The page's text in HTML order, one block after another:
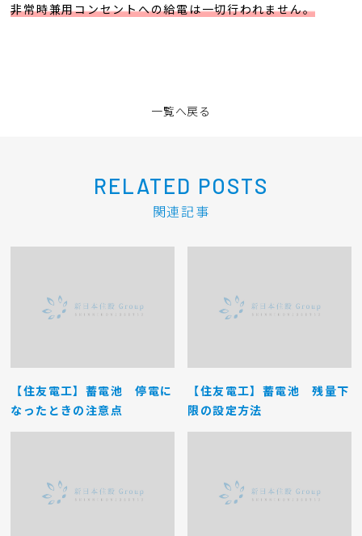
非常時兼用コンセントへの給電は一切行われません。
一覧へ戻る
RELATED POSTS
関連記事
【住友電工】蓄電池 停電に
なったときの注意点
【住友電工】蓄電池 残量下
限の設定方法